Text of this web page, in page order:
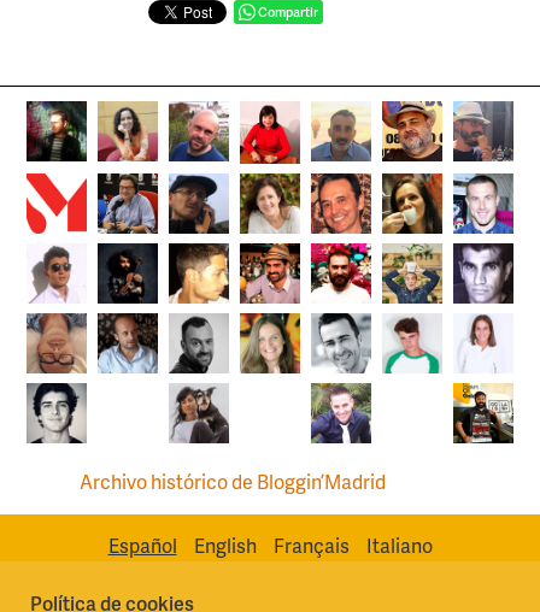
Compartir
Archivo histórico de Bloggin’Madrid
Español English Français Italiano
Política de cookies